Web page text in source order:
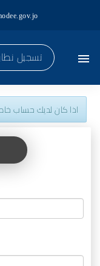
تسجيل menu
اذا كان لديك حساب